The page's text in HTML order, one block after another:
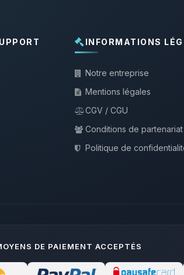
INFORMATIONS
Notre entreprise
Mentions légales
CGV / CGU
Conditions de partenariat
Politique de
DE PAIEMENT ACCEPTÉS